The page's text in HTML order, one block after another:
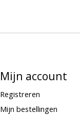
Mijn account
Registreren
Mijn bestellingen